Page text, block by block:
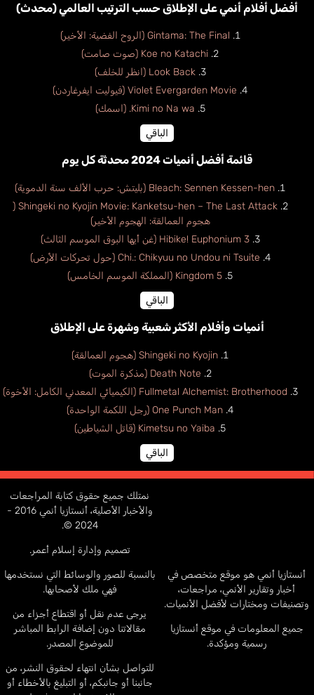
أفضل أفلام أنمي على الإطلاق حسب الترتيب العالمي (محدث)
Gintama: The Final (الروح الفضية: الأخير)
Koe no Katachi (صوت صامت)
Look Back (انظر للخلف)
Violet Evergarden Movie (فيوليت ايفرغاردن)
Kimi no Na wa. (اسمك)
الباقي
قائمة أفضل أنميات 2024 محدثة كل يوم
Bleach: Sennen Kessen-hen (بليتش: حرب الألف سنة الدموية)
Shingeki no Kyojin Movie: Kanketsu-hen – The Last Attack (
هجوم العمالقة: الهجوم الأخير)
Hibike! Euphonium 3 (غن أيها البوق الموسم الثالث)
Chi.: Chikyuu no Undou ni Tsuite (حول تحركات الأرض)
Kingdom 5 (المملكة الموسم الخامس)
الباقي
أنميات وأفلام الأكثر شعبية وشهرة على الإطلاق
Shingeki no Kyojin (هجوم العمالقة)
Death Note (مذكرة الموت)
Fullmetal Alchemist: Brotherhood (الكيميائي المعدني الكامل: الأخوة)
One Punch Man (رجل اللكمة الواحدة)
Kimetsu no Yaiba (قاتل الشياطين)
الباقي
أنستازيا أنمي هو موقع متخصص في
أخبار وتقارير الأنمي، مراجعات،
وتصنيفات ومختارات لأفضل الأنميات.
جميع المعلومات في موقع أنستازيا
رسمية ومؤكدة.
نمتلك جميع حقوق كتابة المراجعات
والأخبار الأصلية، أنستازيا أنمي 2016 -
2024 ©.
تصميم وإدارة إسلام أعمر.
بالنسبة للصور والوسائط التي نستخدمها
فهي ملك لأصحابها.
يرجى عدم نقل أو اقتطاع أجزاء من
مقالاتنا دون إضافة الرابط المباشر
للموضوع المصدر.
للتواصل بشأن انتهاء لحقوق النشر، من
جانبنا أو جانبكم، أو التبليغ بالأخطاء أو